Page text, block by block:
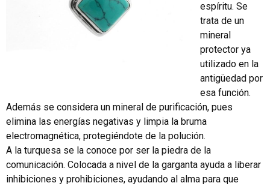
espíritu. Se
trata de un
mineral
protector ya
utilizado en la
antigüedad por
esa función.
Además se considera un mineral de purificación, pues
elimina las energías negativas y limpia la bruma
electromagnética, protegiéndote de la polución.
A la turquesa se la conoce por ser la piedra de la
comunicación. Colocada a nivel de la garganta ayuda a liberar
inhibiciones y prohibiciones, ayudando al alma para que